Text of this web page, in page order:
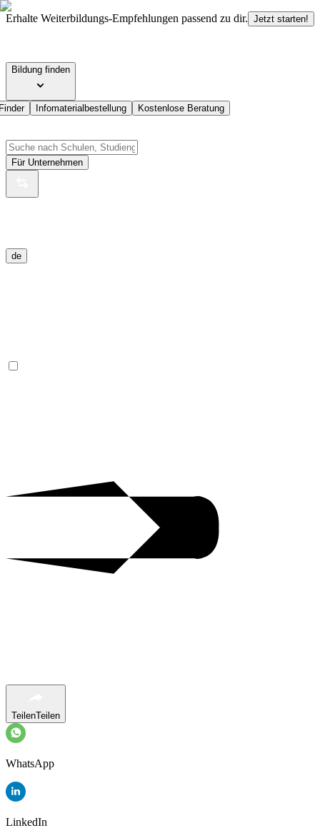
Erhalte Weiterbildungs-Empfehlungen passend zu dir. Jetzt starten!
Bildung finden
Infomaterialbestellung Kostenlose Beratung
Für Unternehmen
de
TeilenTeilen
WhatsApp
LinkedIn